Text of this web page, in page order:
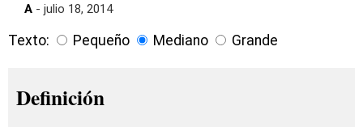
A - julio 18, 2014
Texto: Pequeño Mediano Grande
Definición